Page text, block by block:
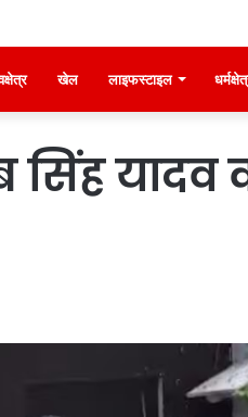
खेल लाइफस्टाइल
यादव